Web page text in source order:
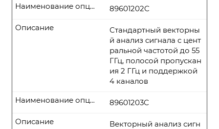
89601202C
Наименование опции
Стандартный векторны
й анализ сигнала с цент
ральной частотой до 55
ГГц, полосой пропускан
ия 2 ГГц и поддержкой
4 каналов
Описание
89601203C
Наименование опции
Векторный анализ сигн
Описание